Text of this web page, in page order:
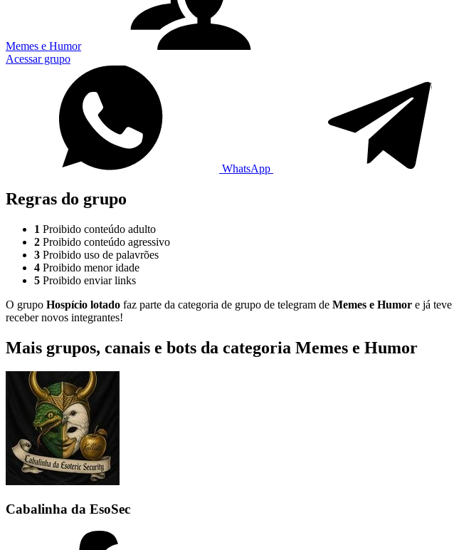
Memes e Humor
Acessar grupo
WhatsApp
Regras do grupo
1 Proibido conteúdo adulto
2 Proibido conteúdo agressivo
3 Proibido uso de palavrões
4 Proibido menor idade
5 Proibido enviar links
O grupo Hospício lotado faz parte da categoria de grupo de telegram de Memes e Humor e já teve
receber novos integrantes!
Mais grupos, canais e bots da categoria Memes e Humor
Cabalinha da EsoSec